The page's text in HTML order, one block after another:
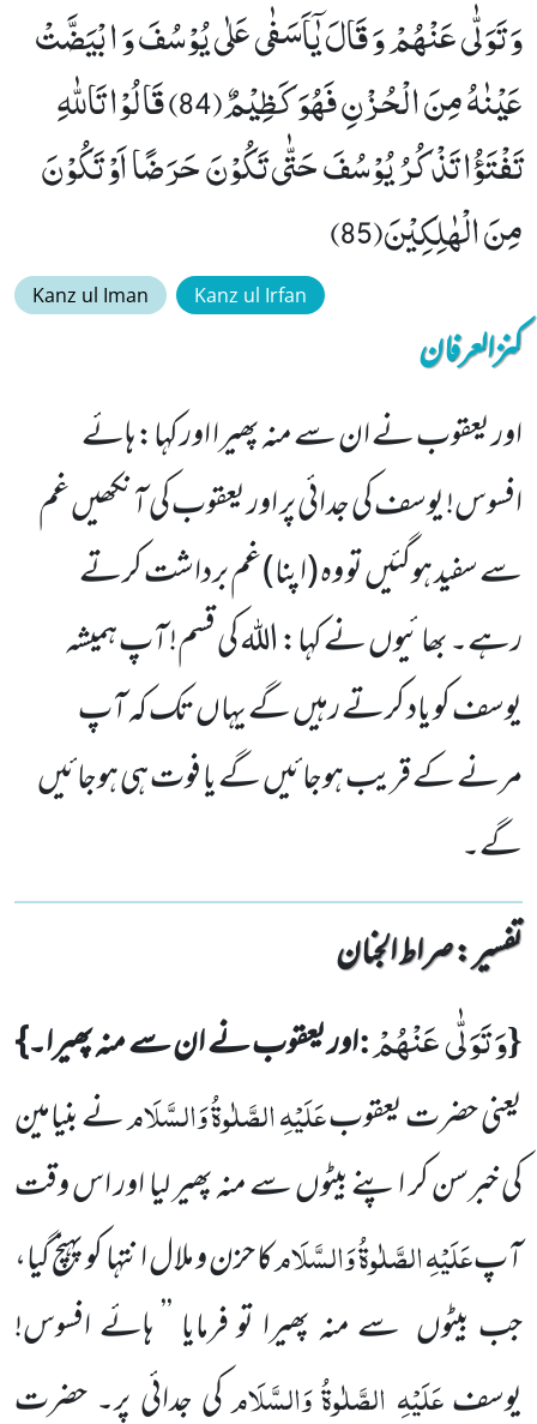
وَ تَوَلّٰى عَنْهُمْ وَ قَالَ یٰۤاَسَفٰى عَلٰى یُوْسُفَ وَ ابْیَضَّتْ
عَیْنٰهُ مِنَ الْحُزْنِ فَهُوَ كَظِیْمٌ(84) قَالُوْا تَاللّٰهِ
تَفْتَؤُا تَذْكُرُ یُوْسُفَ حَتّٰى تَكُوْنَ حَرَضًا اَوْ تَكُوْنَ
مِنَ الْهٰلِكِیْنَ(85)
Kanz ul Iman Kanz ul Irfan
کنزالعرفان
اور یعقوب نے ان سے منہ پھیرا اور کہا: ہائے
افسوس! یوسف کی جدائی پر اور یعقوب کی آنکھیں غم
سے سفید ہوگئیں تو وہ (اپنا) غم برداشت کرتے
رہے۔ بھائیوں نے کہا: اللہ کی قسم! آپ ہمیشہ
یوسف کو یاد کرتے رہیں گے یہاں تک کہ آپ
مرنے کے قریب ہوجائیں گے یا فوت ہی ہوجائیں
گے۔
تفسیر : ‎صراط الجنان
{وَ تَوَلّٰى عَنْهُمْ:اور یعقوب نے ان سے منہ پھیرا۔}
یعنی حضرت یعقوبعَلَیْہِ الصَّلٰوۃُ وَالسَّلَامنے بنیامین
کی خبرسن کر اپنے بیٹوں سے منہ پھیر لیا اور اس وقت
آپعَلَیْہِ الصَّلٰوۃُ وَالسَّلَامکا حزن و ملال انتہا کو پہنچ گیا،
جب بیٹوں سے منہ پھیرا تو فرمایا ’’ ہائے افسوس!
یوسفعَلَیْہِ الصَّلٰوۃُ وَالسَّلَامکی جدائی پر۔ حضرت